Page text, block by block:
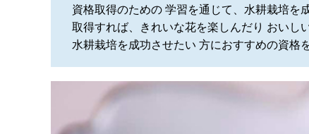
資格取得のための 学習を通じて、水耕栽培を
取得すれば、きれいな花を楽しんだり おいし
水耕栽培を成功させたい 方におすすめの資格